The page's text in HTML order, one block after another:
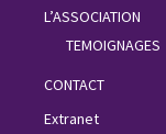
L’ASSOCIATION
TEMOIGNAGES
CONTACT
Extranet